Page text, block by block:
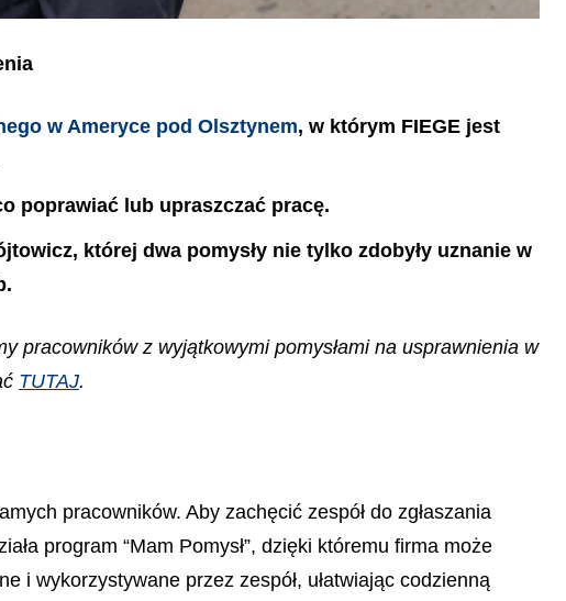
w Ameryce pod Olsztynem, w którym FIEGE jest
poprawiać lub upraszczać pracę.
której dwa pomysły nie tylko zdobyły uznanie w
pracowników z wyjątkowymi pomysłami na usprawnienia w
TUTAJ.
pracowników. Aby zachęcić zespół do zgłaszania
program “Mam Pomysł”, dzięki któremu firma może
i wykorzystywane przez zespół, ułatwiając codzienną